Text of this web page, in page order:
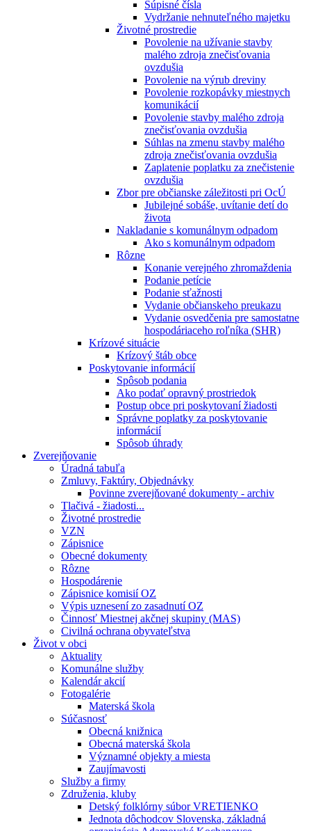
Súpisné čísla
Vydržanie nehnuteľného majetku
Životné prostredie
Povolenie na užívanie stavby
malého zdroja znečisťovania
ovzdušia
Povolenie na výrub dreviny
Povolenie rozkopávky miestnych
komunikácií
Povolenie stavby malého zdroja
znečisťovania ovzdušia
Súhlas na zmenu stavby malého
zdroja znečisťovania ovzdušia
Zaplatenie poplatku za znečistenie
ovzdušia
Zbor pre občianske záležitosti pri OcÚ
Jubilejné sobáše, uvítanie detí do
života
Nakladanie s komunálnym odpadom
Ako s komunálnym odpadom
Rôzne
Konanie verejného zhromaždenia
Podanie petície
Podanie sťažnosti
Vydanie občianskeho preukazu
Vydanie osvedčenia pre samostatne
hospodáriaceho roľníka (SHR)
Krízové situácie
Krízový štáb obce
Poskytovanie informácií
Spôsob podania
Ako podať opravný prostriedok
Postup obce pri poskytovaní žiadosti
Správne poplatky za poskytovanie
informácií
Spôsob úhrady
Zverejňovanie
Úradná tabuľa
Zmluvy, Faktúry, Objednávky
Povinne zverejňované dokumenty - archiv
Tlačivá - žiadosti...
Životné prostredie
VZN
Zápisnice
Obecné dokumenty
Rôzne
Hospodárenie
Zápisnice komisií OZ
Výpis uznesení zo zasadnutí OZ
Činnosť Miestnej akčnej skupiny (MAS)
Civilná ochrana obyvateľstva
Život v obci
Aktuality
Komunálne služby
Kalendár akcií
Fotogalérie
Materská škola
Súčasnosť
Obecná knižnica
Obecná materská škola
Významné objekty a miesta
Zaujímavosti
Služby a firmy
Združenia, kluby
Detský folklórny súbor VRETIENKO
Jednota dôchodcov Slovenska, základná